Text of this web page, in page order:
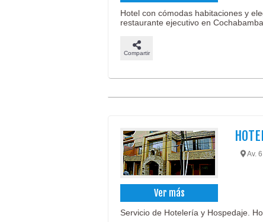
Hotel con cómodas habitaciones y
restaurante ejecutivo en Cochabamba.
Compartir
Ver más
Av.
Servicio de Hotelería y Hospedaje.